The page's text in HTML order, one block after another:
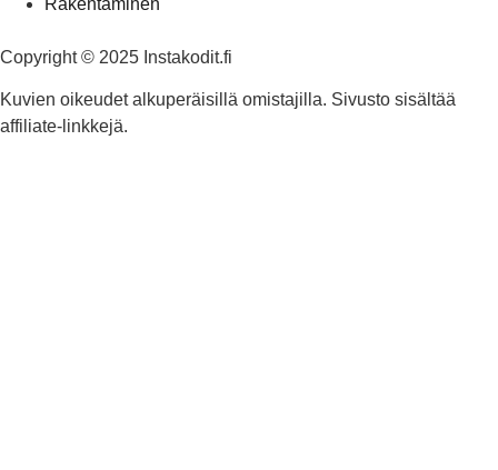
Copyright © 2025 Instakodit.fi
Kuvien oikeudet alkuperäisillä omistajilla. Sivusto sisältää
affiliate-linkkejä.